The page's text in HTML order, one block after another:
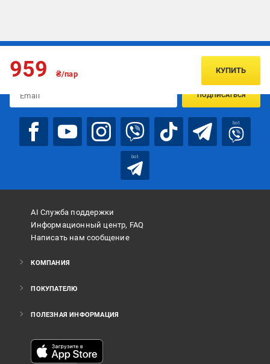
959 ₴/пар КУПИТЬ
Подписывайтесь, чтобы узнавать первым об акцияx и
ПОДПИСАТЬСЯ
bot
bot
AI Служба поддержки
Информационный центр, FAQ
Написать нам сообщение
КОМПАНИЯ
ПОКУПАТЕЛЮ
ПОЛЕЗНАЯ ИНФОРМАЦИЯ